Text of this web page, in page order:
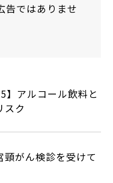
告ではありませ
】アルコール飲料と
スク
頸がん検診を受けて